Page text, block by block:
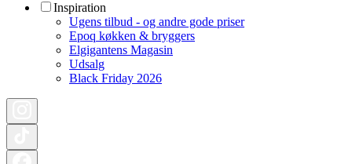
Inspiration
Ugens tilbud - og andre gode priser
Epoq køkken & bryggers
Elgigantens Magasin
Udsalg
Black Friday 2026